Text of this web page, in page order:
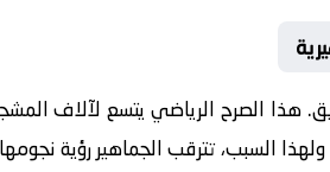
هذا الصرح الرياضي يتسع لآلاف
ولهذا السبب، تترقب الجماهير رؤية